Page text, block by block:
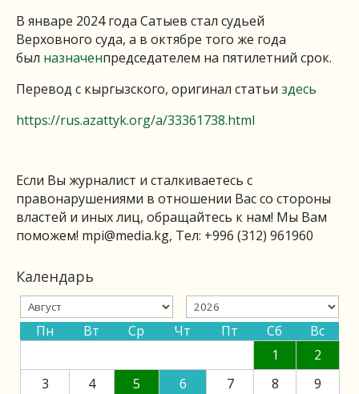
В январе 2024 года Сатыев стал судьей
Верховного суда, а в октябре того же года
был назначенпредседателем на пятилетний срок.
Перевод с кыргызского, оригинал статьи здесь
https://rus.azattyk.org/a/33361738.html
Если Вы журналист и сталкиваетесь с
правонарушениями в отношении Вас со стороны
властей и иных лиц, обращайтесь к нам! Мы Вам
поможем! mpi@media.kg, Тел: +996 (312) 961960
Календарь
Пн Вт Ср Чт Пт Сб
Вс
1
2
3
4 5 6 7 8
9